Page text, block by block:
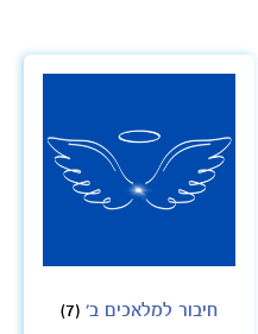
חיבור למלאכים ב' (7)